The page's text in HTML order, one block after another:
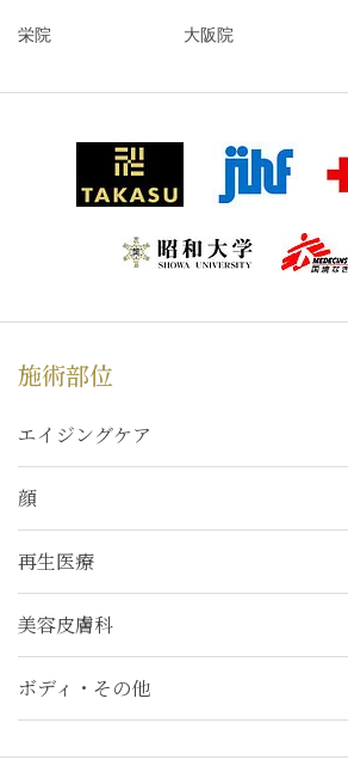
栄院 大阪院
施術部位
エイジングケア
顔
再生医療
美容皮膚科
ボディ・その他